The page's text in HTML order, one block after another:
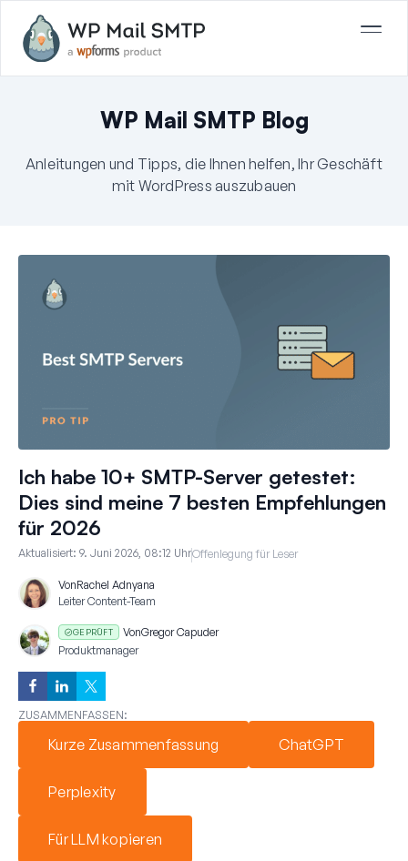
WP Mail SMTP Blog
Anleitungen und Tipps, die Ihnen helfen, Ihr Geschäft
mit WordPress auszubauen
Ich habe 10+ SMTP-Server getestet:
Dies sind meine 7 besten Empfehlungen
für 2026
Aktualisiert: 9. Juni 2026, 08:12 UhrOffenlegung für Leser
VonRachel Adnyana
Leiter Content-Team
GEPRÜFT VonGregor Capuder
Produktmanager
ZUSAMMENFASSEN:
Kurze Zusammenfassung ChatGPT
Perplexity
Für LLM kopieren